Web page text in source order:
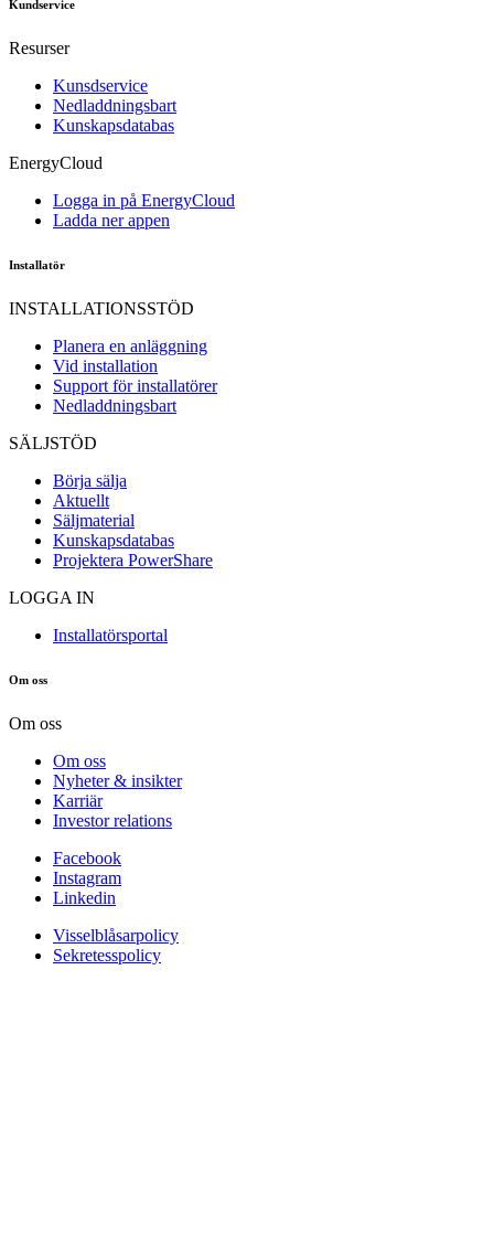
Kundservice
Resurser
Kunsdservice
Nedladdningsbart
Kunskapsdatabas
EnergyCloud
Logga in på EnergyCloud
Ladda ner appen
Installatör
INSTALLATIONSSTÖD
Planera en anläggning
Vid installation
Support för installatörer
Nedladdningsbart
SÄLJSTÖD
Börja sälja
Aktuellt
Säljmaterial
Kunskapsdatabas
Projektera PowerShare
LOGGA IN
Installatörsportal
Om oss
Om oss
Om oss
Nyheter & insikter
Karriär
Investor relations
Facebook
Instagram
Linkedin
Visselblåsarpolicy
Sekretesspolicy